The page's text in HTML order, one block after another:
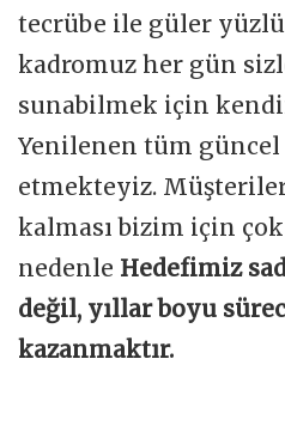
tecrübe ile güler
kadromuz her gün
sunabilmek için
Yenilenen tüm
etmekteyiz.
kalması bizim için
nedenle Hedefimiz
değil, yıllar boyu
kazanmaktır.